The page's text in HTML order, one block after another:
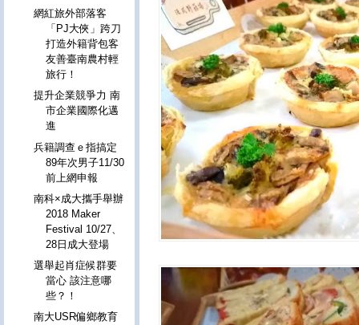
網紅旅外部落客
「PJ大俠」跨刀
打造外籍背包客
友善臺南農村輕
旅行！
提升企業競爭力 南
市企業國際化邁
進
兵籍調查ｅ指搞定
89年次男子11/30
前上網申報
南科×成大攜手舉辦
2018 Maker
Festival 10/27、
28日成大登場
選舉起肖症候群要
當心 該注意哪
些？！
南大USR偏鄉教育